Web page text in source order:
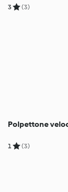
3 (3)
Polpettone
1 (3)